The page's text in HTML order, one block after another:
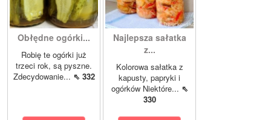
Obłędne ogórki...
Robię te ogórki już
trzeci rok, są pyszne.
Zdecydowanie... ⇖ 332
Najlepsza sałatka
z...
Kolorowa sałatka z
kapusty, papryki i
ogórków Niektóre... ⇖
330